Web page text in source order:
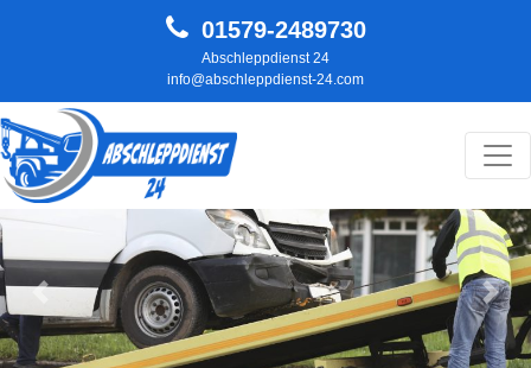
01579-2489730
Abschleppdienst 24
info@abschleppdienst-24.com
Hauptnavigation
Zurück